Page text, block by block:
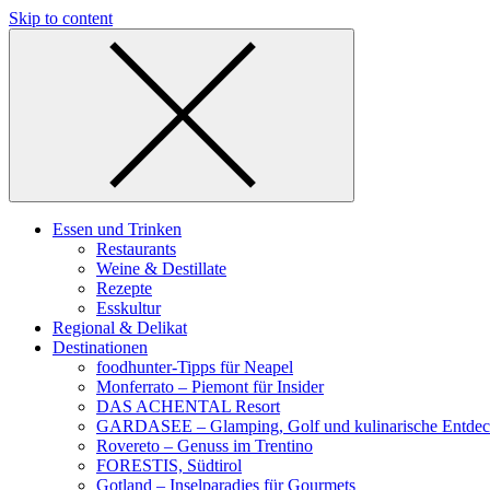
Skip to content
Essen und Trinken
Restaurants
Weine & Destillate
Rezepte
Esskultur
Regional & Delikat
Destinationen
foodhunter-Tipps für Neapel
Monferrato – Piemont für Insider
DAS ACHENTAL Resort
GARDASEE – Glamping, Golf und kulinarische
Rovereto – Genuss im Trentino
FORESTIS, Südtirol
Gotland – Inselparadies für Gourmets